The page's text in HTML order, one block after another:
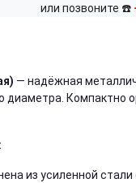
или позвоните ☎️
— надёжная
Компактно
из усиленной